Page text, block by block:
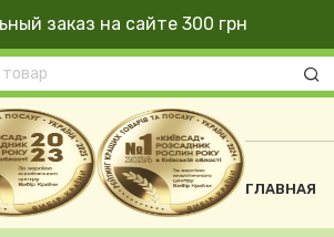
содержанию
заказ на сайте 300 грн
ГЛАВНАЯ